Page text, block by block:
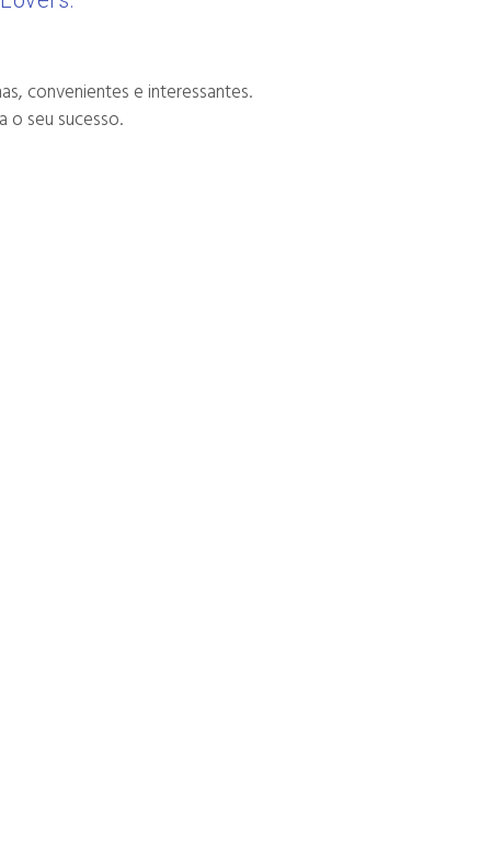
convenientes e interessantes.
o seu sucesso.